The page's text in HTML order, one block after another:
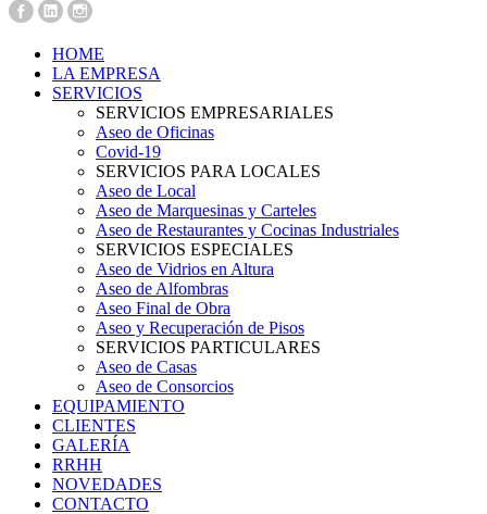
HOME
LA EMPRESA
SERVICIOS
SERVICIOS EMPRESARIALES
Aseo de Oficinas
Covid-19
SERVICIOS PARA LOCALES
Aseo de Local
Aseo de Marquesinas y Carteles
Aseo de Restaurantes y Cocinas Industriales
SERVICIOS ESPECIALES
Aseo de Vidrios en Altura
Aseo de Alfombras
Aseo Final de Obra
Aseo y Recuperación de Pisos
SERVICIOS PARTICULARES
Aseo de Casas
Aseo de Consorcios
EQUIPAMIENTO
CLIENTES
GALERÍA
RRHH
NOVEDADES
CONTACTO